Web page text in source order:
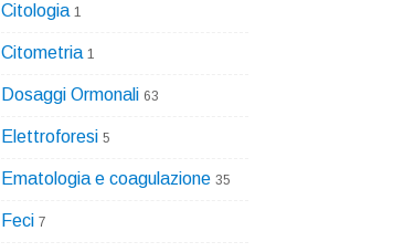
Citologia 1
Citometria 1
Dosaggi Ormonali 63
Elettroforesi 5
Ematologia e coagulazione 35
Feci 7